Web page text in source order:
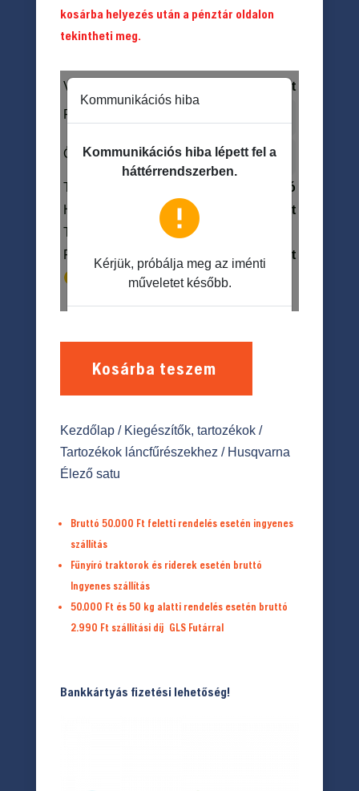
kosárba helyezés után a pénztár oldalon
tekintheti meg.
Kosárba teszem
Kezdőlap/ Kiegészítők, tartozékok/
Tartozékok láncfűrészekhez / Husqvarna
Élező satu
Bruttó 50.000 Ft feletti rendelés esetén ingyenes
szállítás
Fűnyíró traktorok és riderek esetén bruttó
Ingyenes szállítás
50.000 Ft és 50 kg alatti rendelés esetén bruttó
2.990 Ft szállítási díj GLS Futárral
Bankkártyás fizetési lehetőség!